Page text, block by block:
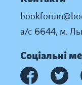
а/с 6644, м.
Соціальні